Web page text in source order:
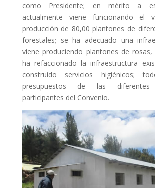
como Presidente; en mérito a
actualmente viene funcionando el
producción de 80,00 plantones de
forestales; se ha adecuado una
viene produciendo plantones de rosas,
ha refaccionado la infraestructura
construido servicios higiénicos;
presupuestos de las diferentes
participantes del Convenio.